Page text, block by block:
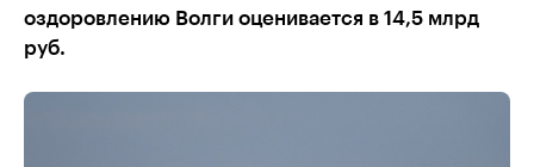
оздоровлению Волги оценивается в 14,5 млрд
руб.